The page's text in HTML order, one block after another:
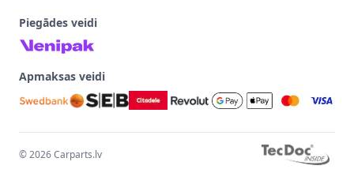
Piegādes veidi
Apmaksas veidi
©2026Carparts.lv